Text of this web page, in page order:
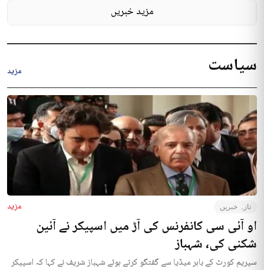
مزید خبریں
سیاست مزید
تازہ خبریں مزید
او آئی سی کانفرنس کی آڑ میں اسپیکر نے آئین
شکنی کی، شہباز
سپریم کورٹ کے باہر میڈیا سے گفتگو کرتے ہوئے شہباز شریف نے کہا کہ اسپیکر